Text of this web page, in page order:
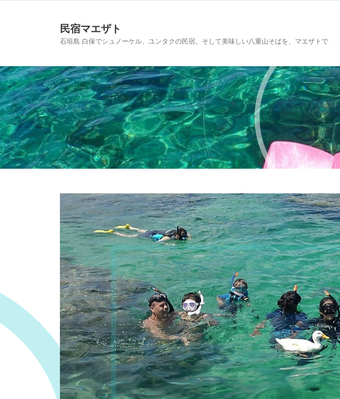
民宿マエザト
石垣島 白保でシュノーケル、ユンタクの民宿。そして美味しい八重山そばを、マエザトで